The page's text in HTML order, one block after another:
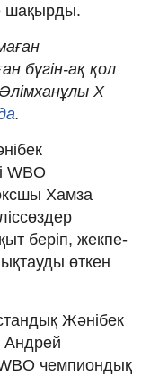
шақырды.
бүгін-ақ қол
Х
.
WBO
Хамза
беріп, жекпе-
өткен
Жәнібек
Андрей
чемпиондық